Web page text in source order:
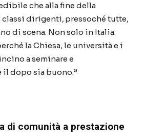
che alla fine della
classi dirigenti, pressoché tutte,
di scena. Non solo in Italia.
la Chiesa, le università e i
a seminare e
il dopo sia buono.”
di comunità a prestazione